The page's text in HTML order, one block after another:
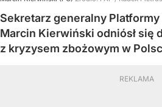
Sekretarz generalny
Marcin Kierwiński odniósł się
z kryzysem zbożowym w